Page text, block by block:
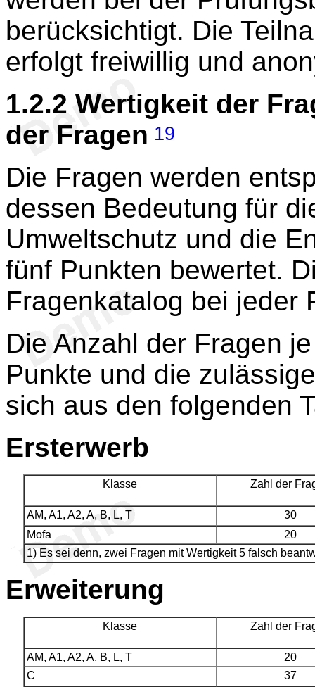
berücksichtigt. Die
erfolgt freiwillig und
1.2.2 Wertigkeit der
der Fragen 19
Die Fragen werden
dessen Bedeutung für
Umweltschutz und die
fünf Punkten bewertet.
Fragenkatalog bei jeder
Die Anzahl der Fragen
Punkte und die
sich aus den folgenden
Ersterwerb
Klasse Zahl der
AM, A1, A2, A, B, L, T
30
Mofa
20
1) Es sei denn, zwei Fragen mit Wertigkeit 5 falsch
Erweiterung
Klasse Zahl der
AM, A1, A2, A, B, L, T
20
C
37